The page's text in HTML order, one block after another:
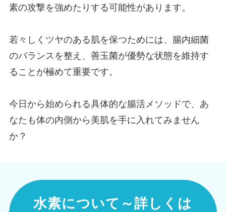
素の攻撃を強めたりする可能性があります。
若々しくツヤのある肌を保つためには、腸内細菌
のバランスを整え、善玉菌が優勢な状態を維持す
ることが極めて重要です。
今日から始められる具体的な腸活メソッドで、あ
なたも体の内側から美肌を手に入れてみません
か？
水素について～詳しくは